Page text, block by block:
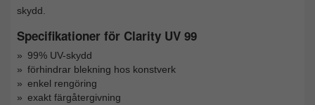
skydd.
Specifikationer för Clarity UV 99
99% UV-skydd
förhindrar blekning hos konstverk
enkel rengöring
exakt färgåtergivning